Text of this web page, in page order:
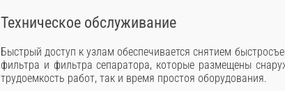
Техническое обслуживание
Быстрый доступ к узлам обеспечивается снятием
фильтра и фильтра сепаратора, которые размещены
трудоемкость работ, так и время простоя оборудования.